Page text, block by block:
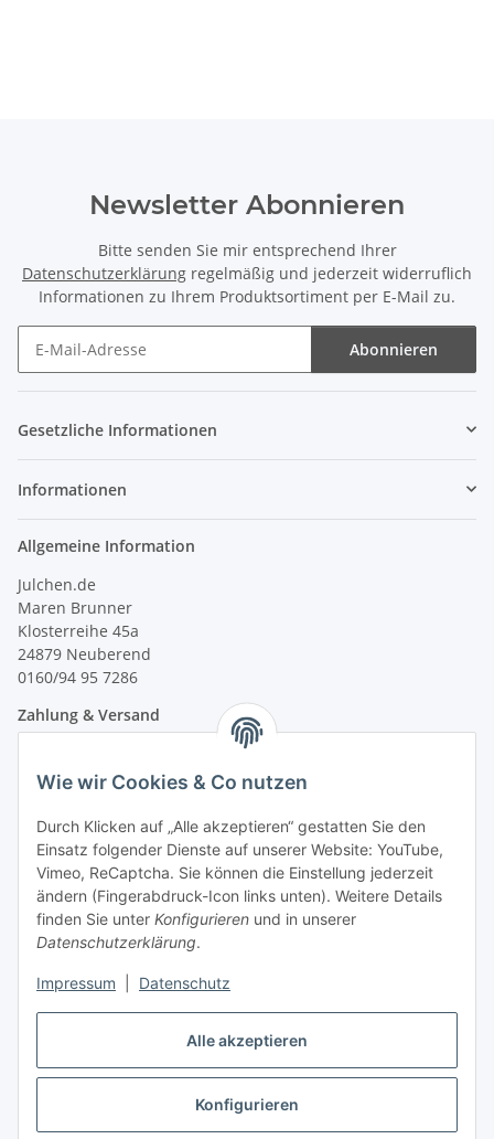
Alle akzeptieren
Konfigurieren
Wie wir Cookies & Co nutzen
Durch Klicken auf „Alle akzeptieren“ gestatten Sie den
Einsatz folgender Dienste auf unserer Website: YouTube,
Vimeo, ReCaptcha. Sie können die Einstellung jederzeit
ändern (Fingerabdruck-Icon links unten). Weitere Details
finden Sie unter Konfigurieren und in unserer
Datenschutzerklärung.
Impressum Datenschutz
Newsletter Abonnieren
Bitte senden Sie mir entsprechend Ihrer
Datenschutzerklärung regelmäßig und jederzeit widerruflich
Informationen zu Ihrem Produktsortiment per E-Mail zu.
Abonnieren
Gesetzliche Informationen
Informationen
Allgemeine Information
Julchen.de
Maren Brunner
Klosterreihe 45a
24879 Neuberend
0160/94 95 7286
Zahlung & Versand
Vertrag widerrufen